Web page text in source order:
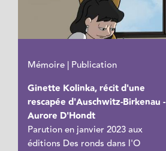
Mémoire | Publication
Ginette Kolinka, récit d'une
rescapée d'Auschwitz-Birkenau -
Aurore D'Hondt
Parution en janvier 2023 aux
éditions Des ronds dans l'O